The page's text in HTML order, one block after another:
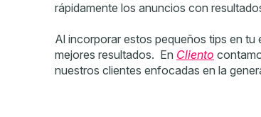
rápidamente los anuncios con
Al incorporar estos pequeños tips en tu
mejores resultados. En Cliento
nuestros clientes enfocadas en la